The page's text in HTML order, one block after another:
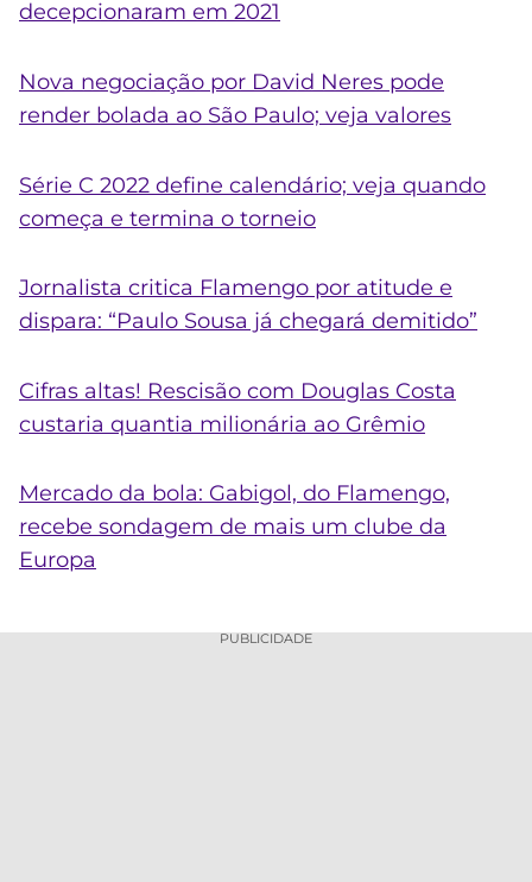
decepcionaram em 2021
Nova negociação por David Neres pode
render bolada ao São Paulo; veja valores
Série C 2022 define calendário; veja quando
começa e termina o torneio
Jornalista critica Flamengo por atitude e
dispara: “Paulo Sousa já chegará demitido”
Cifras altas! Rescisão com Douglas Costa
custaria quantia milionária ao Grêmio
Mercado da bola: Gabigol, do Flamengo,
recebe sondagem de mais um clube da
Europa
PUBLICIDADE